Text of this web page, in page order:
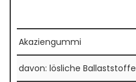
Akaziengummi
davon: lösliche Ballaststoffe